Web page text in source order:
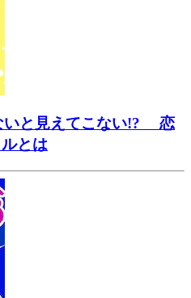
いと見えてこない!? 恋
とは